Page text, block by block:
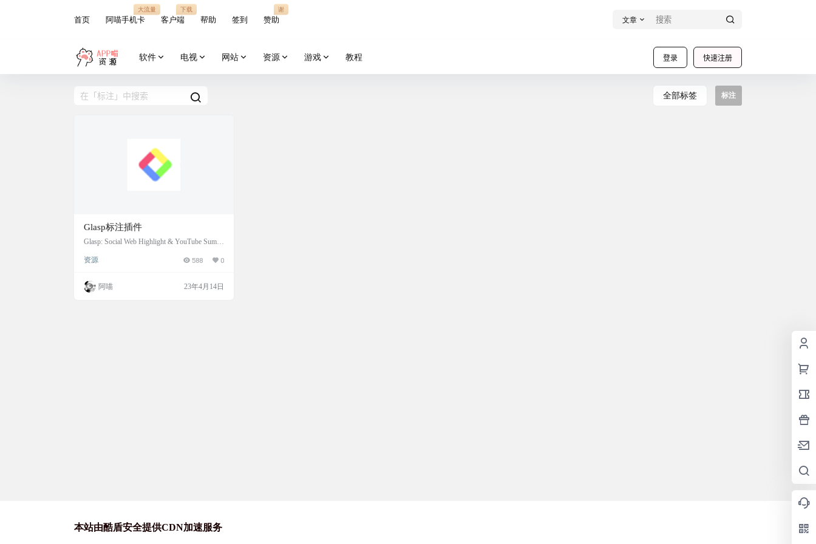
首页 阿喵手机卡
大流量
客户端
下载
帮助 签到 赞助
谢
文章
登录 快速注册
软件 电视 网站 资源 游戏 教程
全部标签 标注
Glasp标注插件
Glasp: Social Web Highlight & YouTube Summ
witter、Youtube 、各种网页看到的内容标注
上标注的内容。对于不喜欢做笔记的同学，
可以从官网看到大量他人公开标注的好内
资源 588 0
阿喵 23年4月14日
本站由酷盾安全提供CDN加速服务